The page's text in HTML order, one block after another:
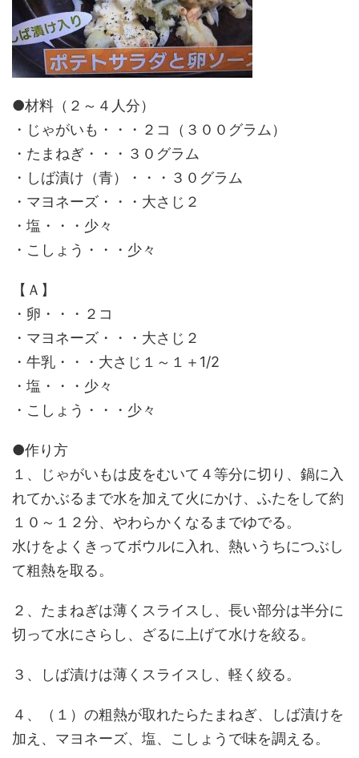
●材料（２～４人分）
・じゃがいも・・・２コ（３００グラム）
・たまねぎ・・・３０グラム
・しば漬け（青）・・・３０グラム
・マヨネーズ・・・大さじ２
・塩・・・少々
・こしょう・・・少々
【Ａ】
・卵・・・２コ
・マヨネーズ・・・大さじ２
・牛乳・・・大さじ１～１＋1/2
・塩・・・少々
・こしょう・・・少々
●作り方
１、じゃがいもは皮をむいて４等分に切り、鍋に入
れてかぶるまで水を加えて火にかけ、ふたをして約
１０～１２分、やわらかくなるまでゆでる。
水けをよくきってボウルに入れ、熱いうちにつぶし
て粗熱を取る。
２、たまねぎは薄くスライスし、長い部分は半分に
切って水にさらし、ざるに上げて水けを絞る。
３、しば漬けは薄くスライスし、軽く絞る。
４、（１）の粗熱が取れたらたまねぎ、しば漬けを
加え、マヨネーズ、塩、こしょうで味を調える。